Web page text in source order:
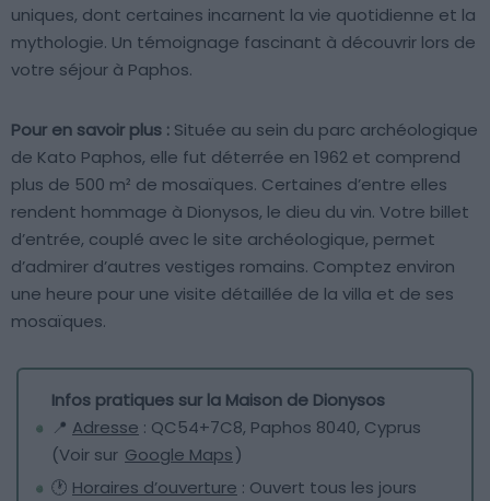
uniques, dont certaines incarnent la vie quotidienne et la
mythologie. Un témoignage fascinant à découvrir lors de
votre séjour à Paphos.
Pour en savoir plus : Située au sein du parc archéologique
de Kato Paphos, elle fut déterrée en 1962 et comprend
plus de 500 m² de mosaïques. Certaines d’entre elles
rendent hommage à Dionysos, le dieu du vin. Votre billet
d’entrée, couplé avec le site archéologique, permet
d’admirer d’autres vestiges romains. Comptez environ
une heure pour une visite détaillée de la villa et de ses
mosaïques.
Infos pratiques sur la Maison de Dionysos
📍 Adresse : QC54+7C8, Paphos 8040, Cyprus
(Voir sur Google Maps)
🕐 Horaires d’ouverture : Ouvert tous les jours